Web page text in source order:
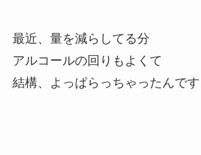
最近、量を減らしてる分
アルコールの回りもよくて
結構、よっぱらっちゃったんです